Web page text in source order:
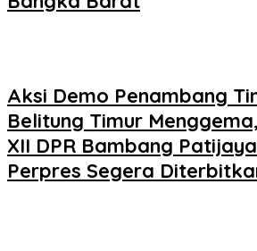
Aksi Demo Penambang
Belitung Timur
XII DPR Bambang
Perpres Segera